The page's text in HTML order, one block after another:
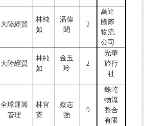
大陸經貿
林純
如
潘偉
閎
2
萬達
國際
物流
公司
大陸經貿
林純
如
金玉
玲
2
光華
旅行
社
全球運籌
管理
林宜
霓
蔡志
強
9
錸乾
物流
整合
有限